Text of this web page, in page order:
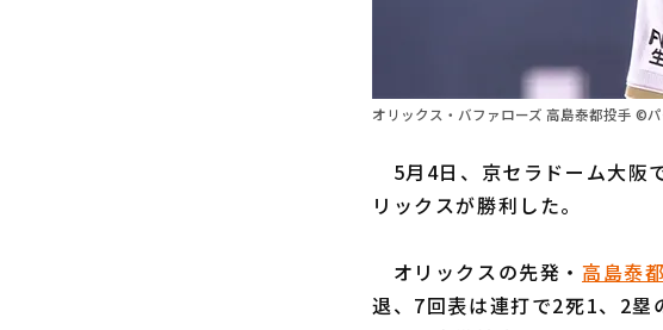
オリックス・バファローズ 高島泰都投手 ©
5月4日、京セラドーム大阪
リックスが勝利した。
オリックスの先発・高島泰
退、7回表は連打で2死1、2塁